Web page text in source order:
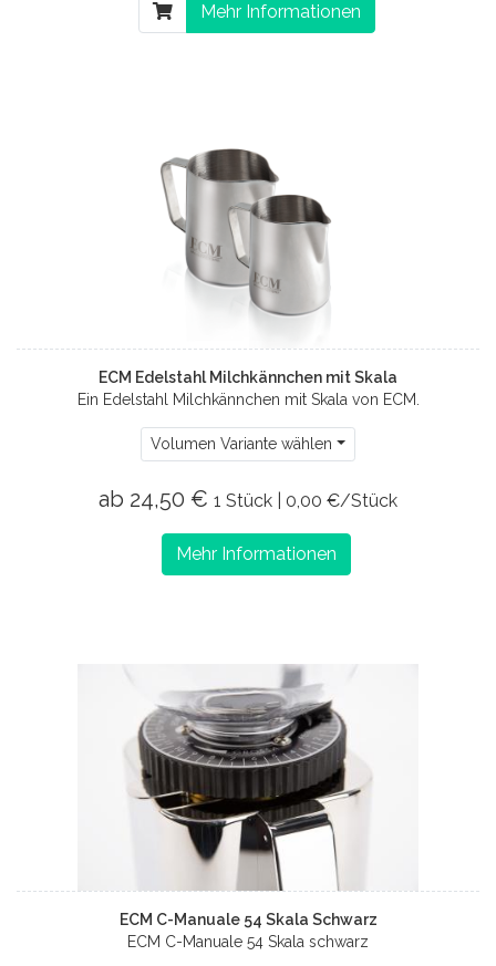
Mehr Informationen
ECM Edelstahl Milchkännchen mit Skala
Ein Edelstahl Milchkännchen mit Skala von ECM.
Volumen Variante wählen
ab 24,50 € 1 Stück | 0,00 €/Stück
Mehr Informationen
ECM C-Manuale 54 Skala Schwarz
ECM C-Manuale 54 Skala schwarz